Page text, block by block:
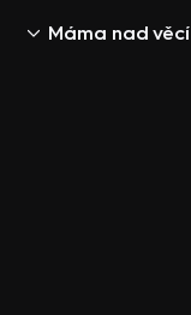
Máma nad věcí